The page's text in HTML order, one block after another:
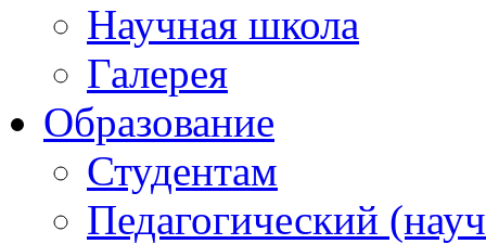
Научная школа
Галерея
Образование
Студентам
Педагогический